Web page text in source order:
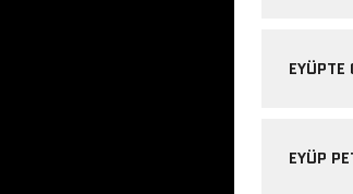
EYÜPTE
EYÜP